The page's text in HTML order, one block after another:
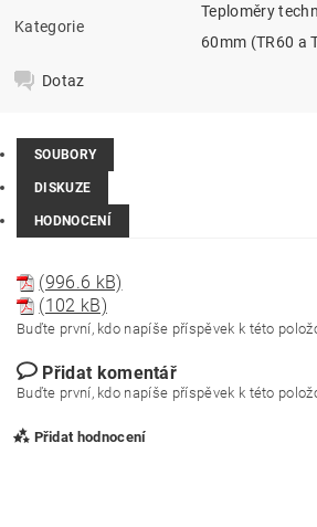
Kategorie
Teploměry
60mm (TR60 a
Dotaz
SOUBORY
DISKUZE
HODNOCENÍ
(996.6 kB)
(102 kB)
Buďte první, kdo napíše příspěvek k této
Přidat komentář
Buďte první, kdo napíše příspěvek k této
Přidat hodnocení